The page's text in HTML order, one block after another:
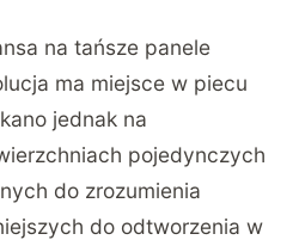
na tańsze panele
ma miejsce w piecu
jednak na
pojedynczych
do zrozumienia
do odtworzenia w